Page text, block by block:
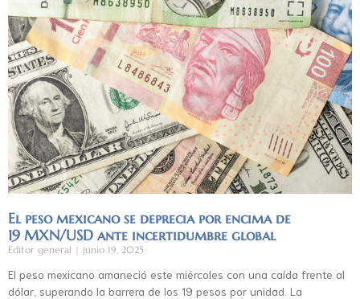
El peso mexicano se deprecia por encima de
19 MXN/USD ante incertidumbre global
Editor general junio 19, 2025
El peso mexicano amaneció este miércoles con una caída frente al
dólar, superando la barrera de los 19 pesos por unidad. La